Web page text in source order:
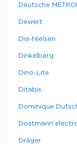
Deutsche
Dewert
Dia-Nielsen
Dinkelberg
Dino-Lite
Ditabis
Dominique
Dostmann
Dräger